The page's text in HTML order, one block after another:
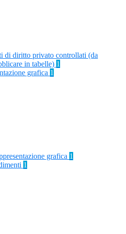
di diritto privato controllati (da
in tabelle) 1
grafica 1
grafica 1
1